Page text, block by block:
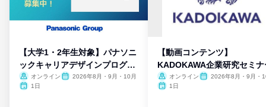
【大学1・2年生対象】パナソニ
ックキャリアデザインプログラ
ム
オンライン
2026年8月・9月・10月
1日
【動画コンテンツ】
KADOKAWA企業研究セミナ
オンライン
2026年8月・9月・
1日